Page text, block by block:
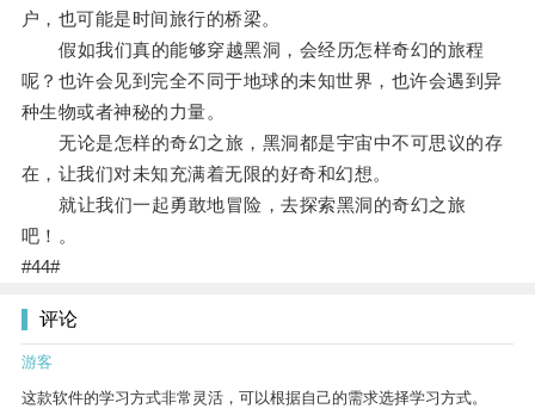
户，也可能是时间旅行的桥梁。
假如我们真的能够穿越黑洞，会经历怎样奇幻的旅程
呢？也许会见到完全不同于地球的未知世界，也许会遇到异
种生物或者神秘的力量。
无论是怎样的奇幻之旅，黑洞都是宇宙中不可思议的存
在，让我们对未知充满着无限的好奇和幻想。
就让我们一起勇敢地冒险，去探索黑洞的奇幻之旅
吧！。
#44#
评论
游客
这款软件的学习方式非常灵活，可以根据自己的需求选择学习方式。